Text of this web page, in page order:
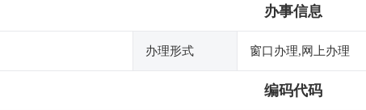
办事信息
办理形式 窗口办理,网上办理
编码代码